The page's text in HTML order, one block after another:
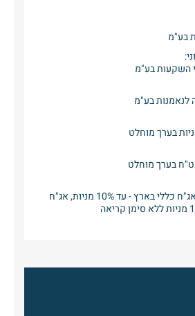
בע"מ
השקעות בע"מ
לנאמנות בע"מ
אג"ח בארץ - כללי, אג"ח כללי בארץ - עד 10% מניות, אג"ח